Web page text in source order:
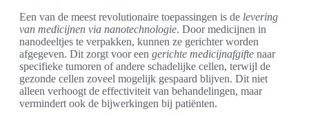
Een van de meest revolutionaire toepassingen is de levering
van medicijnen via nanotechnologie. Door medicijnen in
nanodeeltjes te verpakken, kunnen ze gerichter worden
afgegeven. Dit zorgt voor een gerichte medicijnafgifte naar
specifieke tumoren of andere schadelijke cellen, terwijl de
gezonde cellen zoveel mogelijk gespaard blijven. Dit niet
alleen verhoogt de effectiviteit van behandelingen, maar
vermindert ook de bijwerkingen bij patiënten.